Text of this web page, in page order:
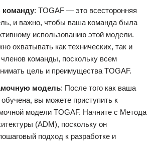
команду: TOGAF — это всесторонняя
и важно, чтобы ваша команда была
использованию этой модели.
охватывать как технических, так и
членов команды, поскольку всем
цель и преимущества TOGAF.
модель: После того как ваша
вы можете приступить к
модели TOGAF. Начните с Метода
(ADM), поскольку он
подход к разработке и